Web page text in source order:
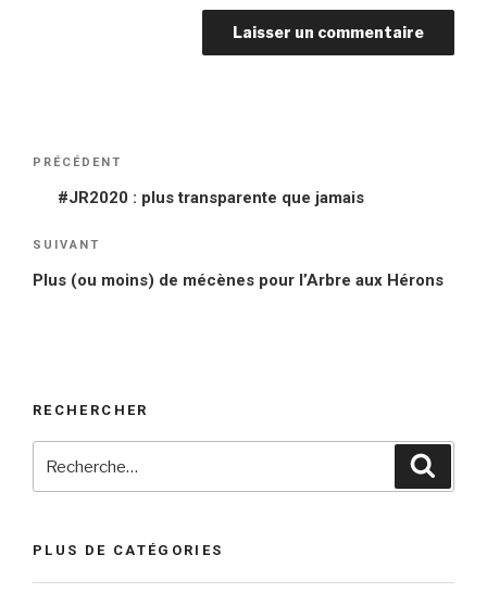
Navigation
Article
précédent
PRÉCÉDENT
#JR2020 : plus transparente que jamais
Article
suivant
SUIVANT
Plus (ou moins) de mécènes pour l’Arbre aux Hérons
RECHERCHER
PLUS DE CATÉGORIES